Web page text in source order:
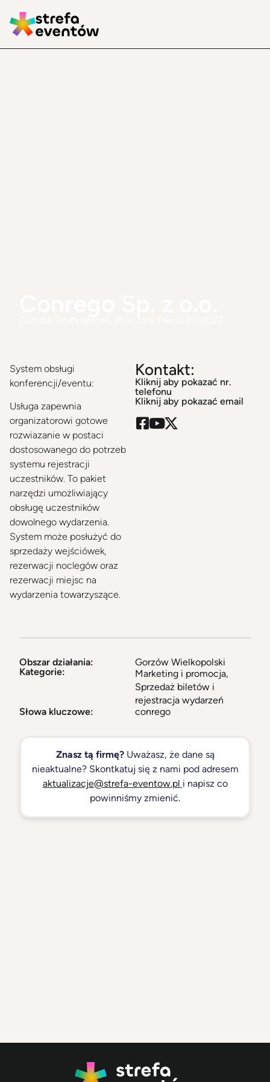
System obsługi
konferencji/eventu:
Usługa zapewnia
organizatorowi gotowe
rozwiazanie w postaci
dostosowanego do potrzeb
systemu rejestracji
uczestników. To pakiet
narzędzi umożliwiający
obsługę uczestników
dowolnego wydarzenia.
System może posłużyć do
sprzedaży wejściówek,
rezerwacji noclegów oraz
rezerwacji miejsc na
wydarzenia towarzyszące.
Kontakt:
Kliknij aby pokazać nr.
telefonu
Kliknij aby pokazać email
Obszar działania:
Gorzów Wielkopolski
Kategorie:
Marketing i promocja,
Sprzedaż biletów i
rejestracja wydarzeń
Słowa kluczowe:
conrego
Znasz tą firmę?Uważasz, że dane są
nieaktualne? Skontkatuj się z nami pod adresem
aktualizacje@strefa-eventow.pl i napisz co
powinniśmy zmienić.